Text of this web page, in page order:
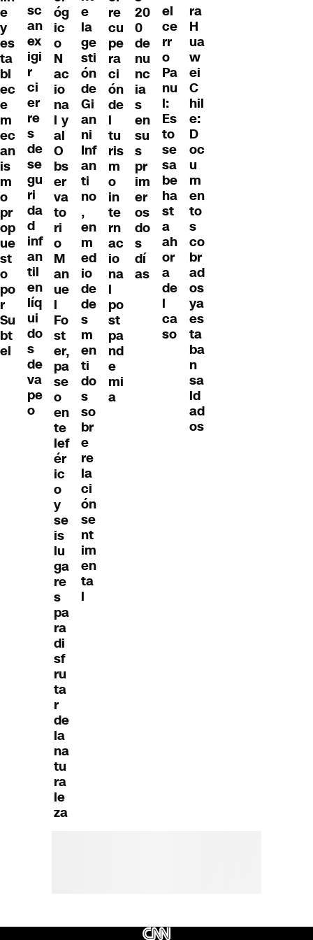
e
y
es
ta
bl
ec
e
m
ec
an
is
m
o
pr
op
ue
st
o
po
r
Su
bt
el
sc
an
ex
igi
r
ci
er
re
s
de
se
gu
ri
da
d
inf
an
til
en
líq
ui
do
s
de
va
pe
o
óg
ic
o
N
ac
io
na
l y
al
O
bs
er
va
to
ri
o
M
an
ue
l
Fo
st
er,
pa
se
o
en
te
lef
ér
ic
o
y
se
is
lu
ga
re
s
pa
ra
di
sf
ru
ta
r
de
la
na
tu
ra
le
za
e
la
ge
sti
ón
de
Gi
an
ni
Inf
an
ti
no
,
en
m
ed
io
de
de
s
m
en
ti
do
s
so
br
e
re
la
ci
ón
se
nt
im
en
ta
l
re
cu
pe
ra
ci
ón
de
l
tu
ris
m
o
in
te
rn
ac
io
na
l
po
st
pa
nd
e
mi
a
20
0
de
nu
nc
ia
s
en
su
s
pr
im
er
os
do
s
dí
as
el
ce
rr
o
Pa
nu
l:
Es
to
se
sa
be
ha
st
a
ah
or
a
de
l
ca
so
ra
H
ua
w
ei
C
hil
e:
D
oc
u
m
en
to
s
co
br
ad
os
ya
es
ta
ba
n
sa
ld
ad
os